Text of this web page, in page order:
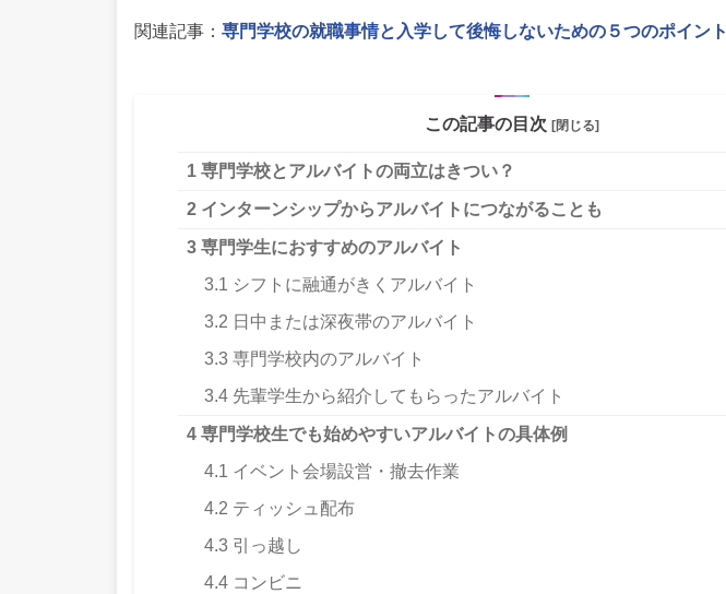
関連記事： 専門学校の就職事情と入学して後悔しないための５つのポイント
この記事の目次 [閉じる]
1 専門学校とアルバイトの両立はきつい？
2 インターンシップからアルバイトにつながることも
3 専門学生におすすめのアルバイト
3.1 シフトに融通がきくアルバイト
3.2 日中または深夜帯のアルバイト
3.3 専門学校内のアルバイト
3.4 先輩学生から紹介してもらったアルバイト
4 専門学校生でも始めやすいアルバイトの具体例
4.1 イベント会場設営・撤去作業
4.2 ティッシュ配布
4.3 引っ越し
4.4 コンビニ